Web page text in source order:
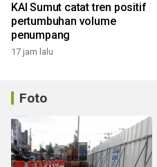
KAI Sumut catat tren positif
pertumbuhan volume
penumpang
17 jam lalu
Foto